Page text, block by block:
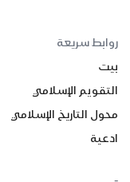
روابط سريعة
بيت
التقويم الإسلامي
محول التاريخ الإسلامي
ادعية